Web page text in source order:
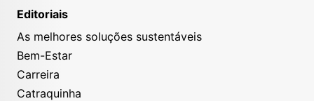
Editoriais
As melhores soluções sustentáveis
Bem-Estar
Carreira
Catraquinha